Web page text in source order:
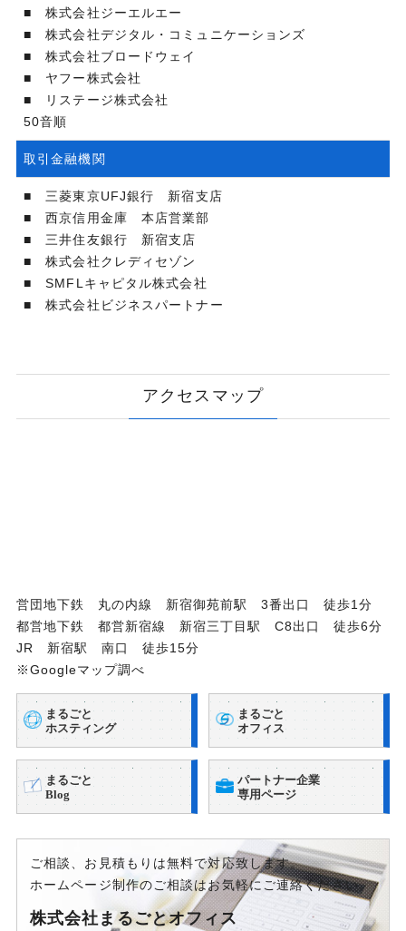
■ 株式会社ジーエルエー
■ 株式会社デジタル・コミュニケーションズ
■ 株式会社ブロードウェイ
■ ヤフー株式会社
■ リステージ株式会社
50音順
取引金融機関
■ 三菱東京UFJ銀行 新宿支店
■ 西京信用金庫 本店営業部
■ 三井住友銀行 新宿支店
■ 株式会社クレディセゾン
■ SMFLキャピタル株式会社
■ 株式会社ビジネスパートナー
アクセスマップ
営団地下鉄 丸の内線 新宿御苑前駅 3番出口 徒歩1分
都営地下鉄 都営新宿線 新宿三丁目駅 C8出口 徒歩6分
JR 新宿駅 南口 徒歩15分
※Googleマップ調べ
まるごと
ホスティング
まるごと
オフィス
まるごと
Blog
パートナー企業
専用ページ
ご相談、お見積もりは無料で対応致します。
ホームページ制作のご相談はお気軽にご連絡ください。
株式会社まるごとオフィス